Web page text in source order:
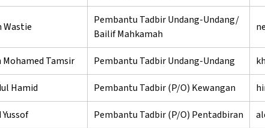
Wastie
Pembantu Tadbir Undang-Undang/
Bailif Mahkamah
Tamsir Pembantu Tadbir Undang-Undang
Hamid Pembantu Tadbir (P/O) Kewangan
Pembantu Tadbir (P/O) Pentadbiran